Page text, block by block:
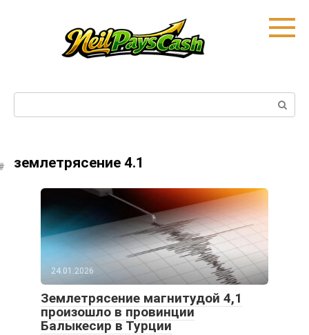
землетрясение 4.1
24.01.2026
Землетрясение магнитудой 4,1
произошло в провинции
Балыкесир в Турции